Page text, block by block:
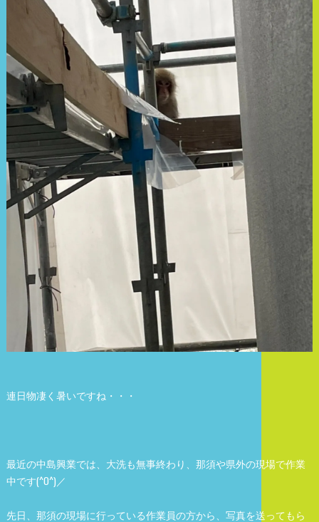
連日物凄く暑いですね・・・
最近の中島興業では、大洗も無事終わり、那須や県外の現場で作業
中です(^O^)／
先日、那須の現場に行っている作業員の方から、写真を送ってもら